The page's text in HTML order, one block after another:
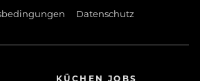
Datenschutz
KÜCHEN JOBS